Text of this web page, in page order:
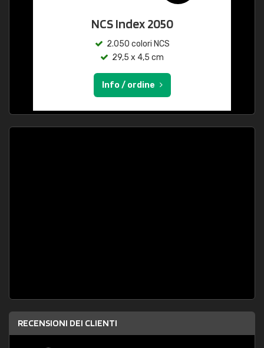
NCS Index 2050
2.050 colori NCS
29,5 x 4,5 cm
Info / ordine
RECENSIONI DEI CLIENTI